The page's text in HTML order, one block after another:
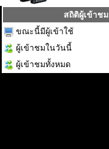
สถิติผู้เข้าชม
ขณะนี้มีผู้เข้าใช้
ผู้เข้าชมในวันนี้
ผู้เข้าชมทั้งหมด